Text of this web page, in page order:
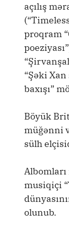
açılış
proqram
“Şəki Xan
baxışı”
Böyük
müğənni
sülh
musiqiçi
olunub.